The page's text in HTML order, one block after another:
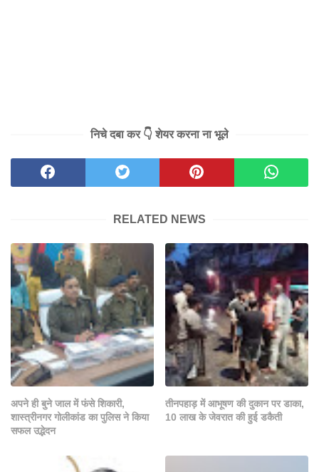
निचे दबा कर 👇 शेयर करना ना भूले
RELATED NEWS
अपने ही बुने जाल में फंसे शिकारी,
शास्त्रीनगर गोलीकांड का पुलिस ने किया
सफल उद्भेदन
तीनपहाड़ में आभूषण की दुकान पर डाका,
10 लाख के जेवरात की हुई डकैती